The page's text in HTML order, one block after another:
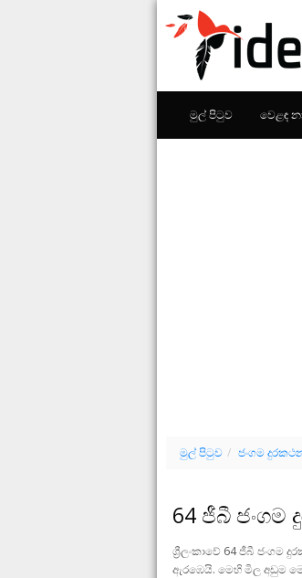
මුල් පිටුව වෙළඳ
මුල් පිටුව / ජංගම
64 ජීබී
ශ්‍රීලංකාවේ 64 ජීබී
ඇරඹෙයි. මෙහි මිල අඩුම